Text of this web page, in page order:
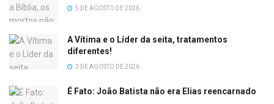
5 DE AGOSTO DE 2026
A Vítima e o Líder da seita, tratamentos
diferentes!
3 DE AGOSTO DE 2026
É Fato: João Batista não era Elias reencarnado